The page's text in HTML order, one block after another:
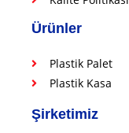
Ürünler
Plastik Palet
Plastik Kasa
Şirketimiz